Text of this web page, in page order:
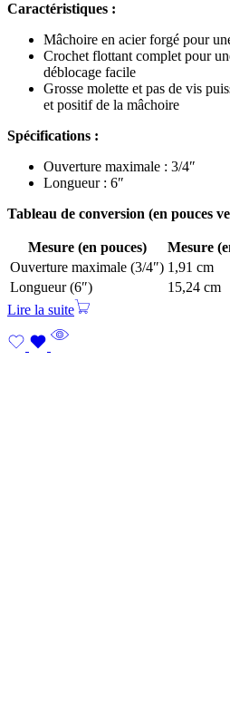
Caractéristiques :
Mâchoire en acier forgé pour
Crochet flottant complet pour
déblocage facile
Grosse molette et pas de vis
et positif de la mâchoire
Spécifications :
Ouverture maximale : 3/4″
Longueur : 6″
Tableau de conversion (en pouces
Mesure (en pouces)
Mesure
Ouverture maximale (3/4″) 1,91 cm
Longueur (6″)
15,24 cm
Lire la suite